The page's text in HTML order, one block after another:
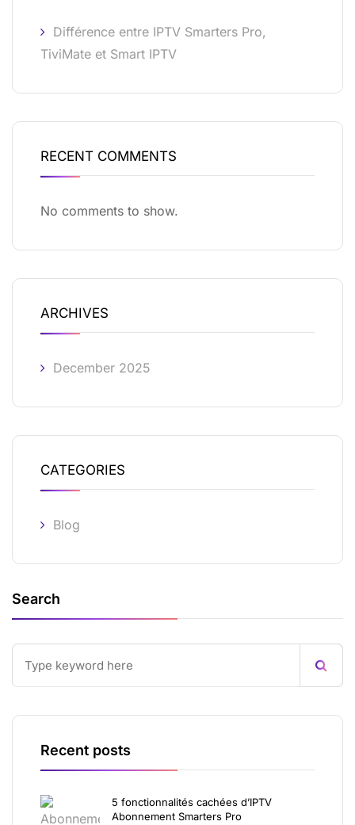
Différence entre IPTV Smarters Pro,
TiviMate et Smart IPTV
RECENT COMMENTS
No comments to show.
ARCHIVES
December 2025
CATEGORIES
Blog
Search
Recent posts
5 fonctionnalités cachées d’IPTV
Abonnement Smarters Pro